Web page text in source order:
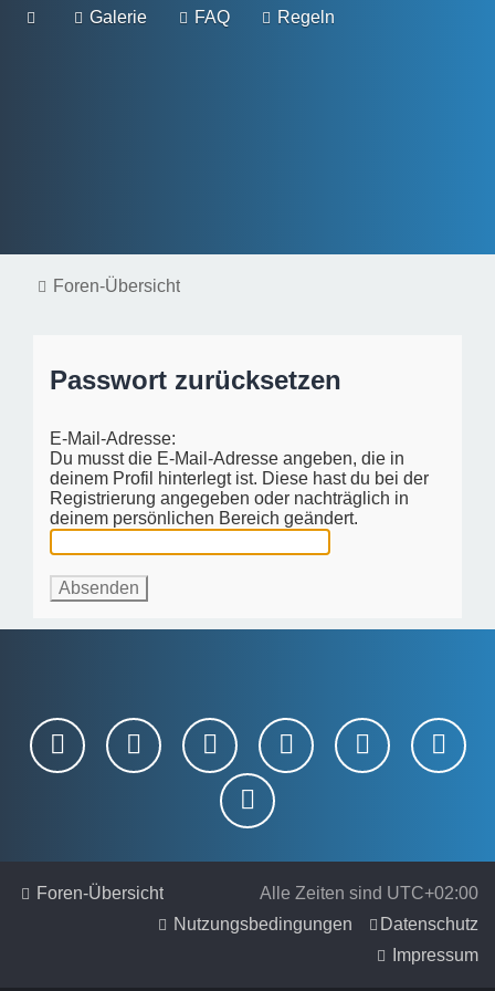
Galerie FAQ Regeln
Foren-Übersicht
Passwort zurücksetzen
E-Mail-Adresse:
Du musst die E-Mail-Adresse angeben, die in
deinem Profil hinterlegt ist. Diese hast du bei der
Registrierung angegeben oder nachträglich in
deinem persönlichen Bereich geändert.
Foren-Übersicht Alle Zeiten sind UTC+02:00
Datenschutz
Nutzungsbedingungen
Impressum